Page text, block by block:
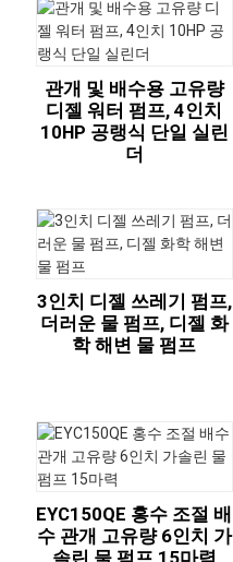
관개 및 배수용 고유량
디젤 워터 펌프, 4인치
10HP 공랭식 단일 실린
더
3인치 디젤 쓰레기 펌프,
더러운 물 펌프, 디젤 화
학 해변 물 펌프
EYC150QE 홍수 조절 배
수 관개 고유량 6인치 가
솔린 물 펌프 15마력